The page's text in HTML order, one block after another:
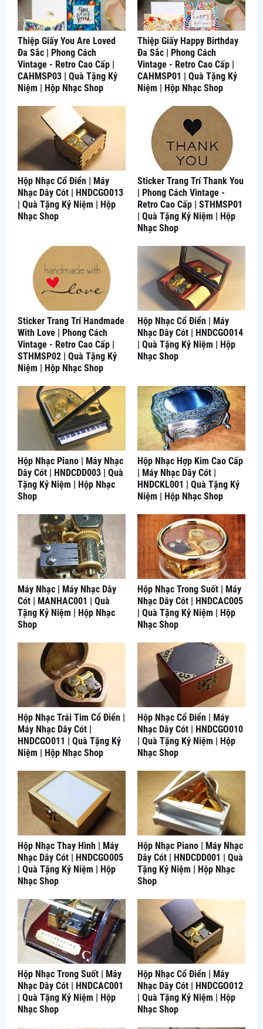
Thiệp Giấy You Are Loved
Đa Sắc | Phong Cách
Vintage - Retro Cao Cấp |
CAHMSP03 | Quà Tặng Kỷ
Niệm | Hộp Nhạc Shop
Thiệp Giấy Happy Birthday
Đa Sắc | Phong Cách
Vintage - Retro Cao Cấp |
CAHMSP01 | Quà Tặng Kỷ
Niệm | Hộp Nhạc Shop
Hộp Nhạc Cổ Điển | Máy
Nhạc Dây Cót | HNDCGO013
| Quà Tặng Kỷ Niệm | Hộp
Nhạc Shop
Sticker Trang Trí Thank You
| Phong Cách Vintage -
Retro Cao Cấp | STHMSP01
| Quà Tặng Kỷ Niệm | Hộp
Nhạc Shop
Sticker Trang Trí Handmade
With Love | Phong Cách
Vintage - Retro Cao Cấp |
STHMSP02 | Quà Tặng Kỷ
Niệm | Hộp Nhạc Shop
Hộp Nhạc Cổ Điển | Máy
Nhạc Dây Cót | HNDCGO014
| Quà Tặng Kỷ Niệm | Hộp
Nhạc Shop
Hộp Nhạc Piano | Máy Nhạc
Dây Cót | HNDCDD003 | Quà
Tặng Kỷ Niệm | Hộp Nhạc
Shop
Hộp Nhạc Hợp Kim Cao Cấp
| Máy Nhạc Dây Cót |
HNDCKL001 | Quà Tặng Kỷ
Niệm | Hộp Nhạc Shop
Máy Nhạc | Máy Nhạc Dây
Cót | MANHAC001 | Quà
Tặng Kỷ Niệm | Hộp Nhạc
Shop
Hộp Nhạc Trong Suốt | Máy
Nhạc Dây Cót | HNDCAC005
| Quà Tặng Kỷ Niệm | Hộp
Nhạc Shop
Hộp Nhạc Trái Tim Cổ Điển |
Máy Nhạc Dây Cót |
HNDCGO011 | Quà Tặng Kỷ
Niệm | Hộp Nhạc Shop
Hộp Nhạc Cổ Điển | Máy
Nhạc Dây Cót | HNDCGO010
| Quà Tặng Kỷ Niệm | Hộp
Nhạc Shop
Hộp Nhạc Thay Hình | Máy
Nhạc Dây Cót | HNDCGO005
| Quà Tặng Kỷ Niệm | Hộp
Nhạc Shop
Hộp Nhạc Piano | Máy Nhạc
Dây Cót | HNDCDD001 | Quà
Tặng Kỷ Niệm | Hộp Nhạc
Shop
Hộp Nhạc Trong Suốt | Máy
Nhạc Dây Cót | HNDCAC001
| Quà Tặng Kỷ Niệm | Hộp
Nhạc Shop
Hộp Nhạc Cổ Điển | Máy
Nhạc Dây Cót | HNDCGO012
| Quà Tặng Kỷ Niệm | Hộp
Nhạc Shop